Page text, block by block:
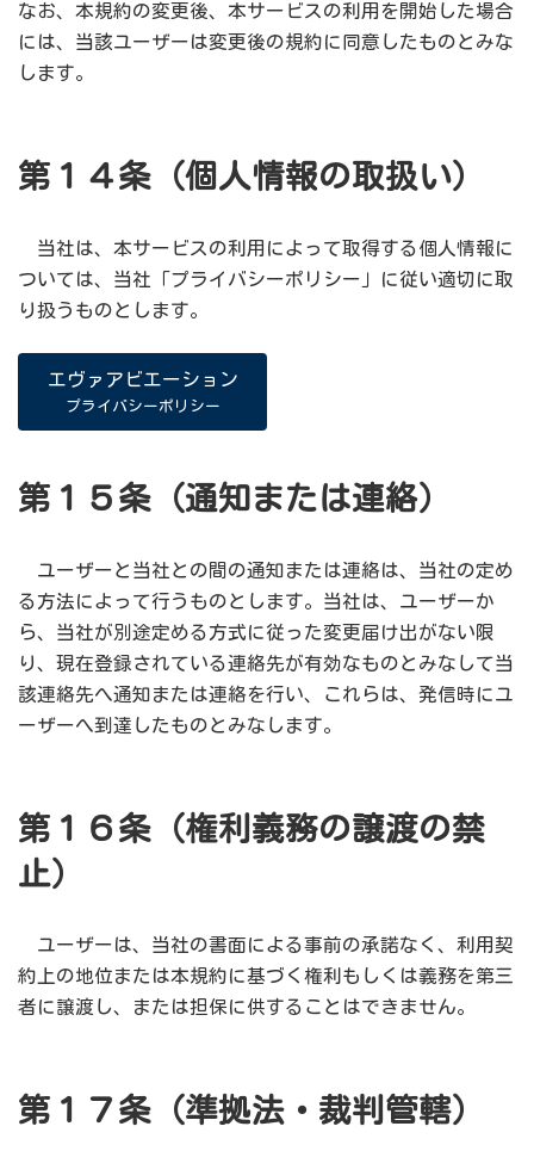
なお、本規約の変更後、本サービスの利用を開始した場合
には、当該ユーザーは変更後の規約に同意したものとみな
します。
第１４条（個人情報の取扱い）
当社は、本サービスの利用によって取得する個人情報に
ついては、当社「プライバシーポリシー」に従い適切に取
り扱うものとします。
エヴァアビエーション
プライバシーポリシー
第１５条（通知または連絡）
ユーザーと当社との間の通知または連絡は、当社の定め
る方法によって行うものとします。当社は、ユーザーか
ら、当社が別途定める方式に従った変更届け出がない限
り、現在登録されている連絡先が有効なものとみなして当
該連絡先へ通知または連絡を行い、これらは、発信時にユ
ーザーへ到達したものとみなします。
第１６条（権利義務の譲渡の禁
止）
ユーザーは、当社の書面による事前の承諾なく、利用契
約上の地位または本規約に基づく権利もしくは義務を第三
者に譲渡し、または担保に供することはできません。
第１７条（準拠法・裁判管轄）